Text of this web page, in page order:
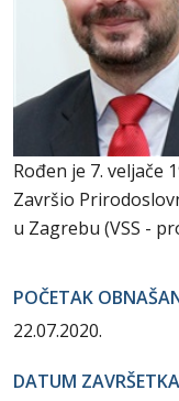
Rođen je 7. veljače
Završio
u Zagrebu (VSS -
POČETAK
22.07.2020.
DATUM